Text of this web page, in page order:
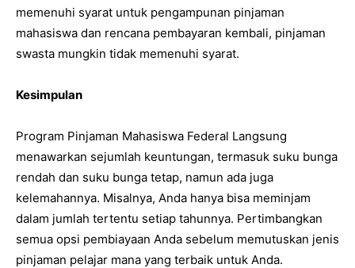
memenuhi syarat untuk pengampunan pinjaman
mahasiswa dan rencana pembayaran kembali, pinjaman
swasta mungkin tidak memenuhi syarat.
Kesimpulan
Program Pinjaman Mahasiswa Federal Langsung
menawarkan sejumlah keuntungan, termasuk suku bunga
rendah dan suku bunga tetap, namun ada juga
kelemahannya. Misalnya, Anda hanya bisa meminjam
dalam jumlah tertentu setiap tahunnya. Pertimbangkan
semua opsi pembiayaan Anda sebelum memutuskan jenis
pinjaman pelajar mana yang terbaik untuk Anda.